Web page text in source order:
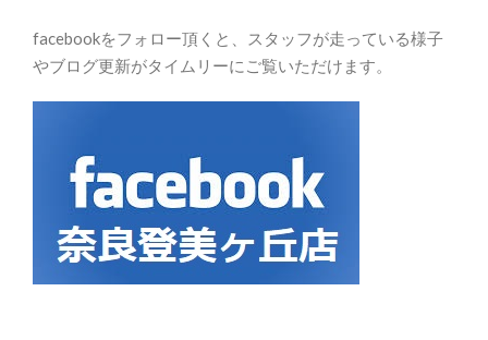
facebookをフォロー頂くと、スタッフが走っている様子
やブログ更新がタイムリーにご覧いただけます。